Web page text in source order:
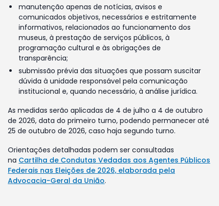
manutenção apenas de notícias, avisos e
comunicados objetivos, necessários e estritamente
informativos, relacionados ao funcionamento dos
museus, à prestação de serviços públicos, à
programação cultural e às obrigações de
transparência;
submissão prévia das situações que possam suscitar
dúvida à unidade responsável pela comunicação
institucional e, quando necessário, à análise jurídica.
As medidas serão aplicadas de 4 de julho a 4 de outubro
de 2026, data do primeiro turno, podendo permanecer até
25 de outubro de 2026, caso haja segundo turno.
Orientações detalhadas podem ser consultadas
na Cartilha de Condutas Vedadas aos Agentes Públicos
Federais nas Eleições de 2026, elaborada pela
Advocacia-Geral da União.